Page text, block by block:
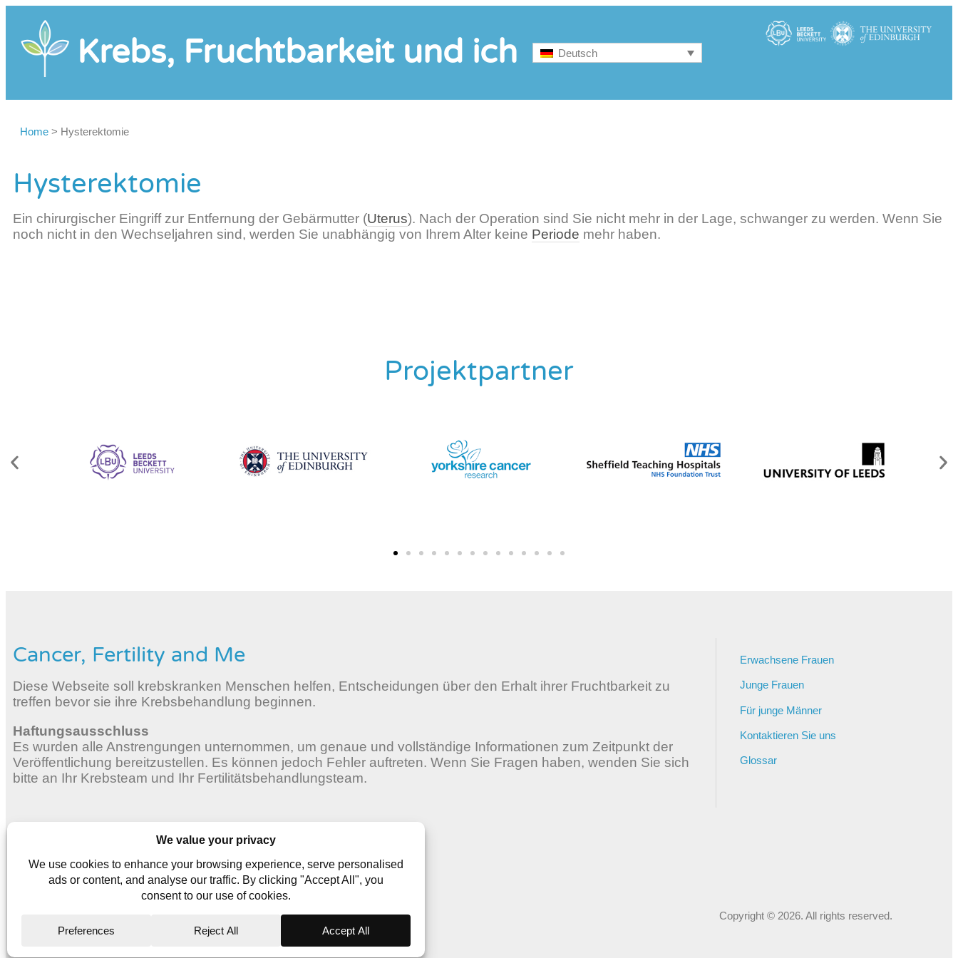
Krebs, Fruchtbarkeit und ich Deutsch
Home > Hysterektomie
Hysterektomie
Ein chirurgischer Eingriff zur Entfernung der Gebärmutter (Uterus). Nach der Operation sind Sie nicht mehr in der Lage, schwanger zu werden. Wenn Sie
noch nicht in den Wechseljahren sind, werden Sie unabhängig von Ihrem Alter keine Periode mehr haben.
Projektpartner
Cancer, Fertility and Me
Diese Webseite soll krebskranken Menschen helfen, Entscheidungen über den Erhalt ihrer Fruchtbarkeit zu
treffen bevor sie ihre Krebsbehandlung beginnen.
Haftungsausschluss
Es wurden alle Anstrengungen unternommen, um genaue und vollständige Informationen zum Zeitpunkt der
Veröffentlichung bereitzustellen. Es können jedoch Fehler auftreten. Wenn Sie Fragen haben, wenden Sie sich
bitte an Ihr Krebsteam und Ihr Fertilitätsbehandlungsteam.
Erwachsene Frauen
Junge Frauen
Für junge Männer
Kontaktieren Sie uns
Glossar
Website Terms Privacy Policy Cookie Policy
Copyright © 2026. All rights reserved.